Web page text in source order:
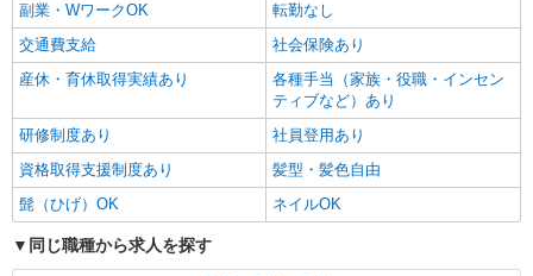
副業・WワークOK
転勤なし
交通費支給
社会保険あり
産休・育休取得実績あり
各種手当（家族・役職・インセン
ティブなど）あり
研修制度あり
社員登用あり
資格取得支援制度あり
髪型・髪色自由
髭（ひげ）OK
ネイルOK
同じ職種から求人を探す